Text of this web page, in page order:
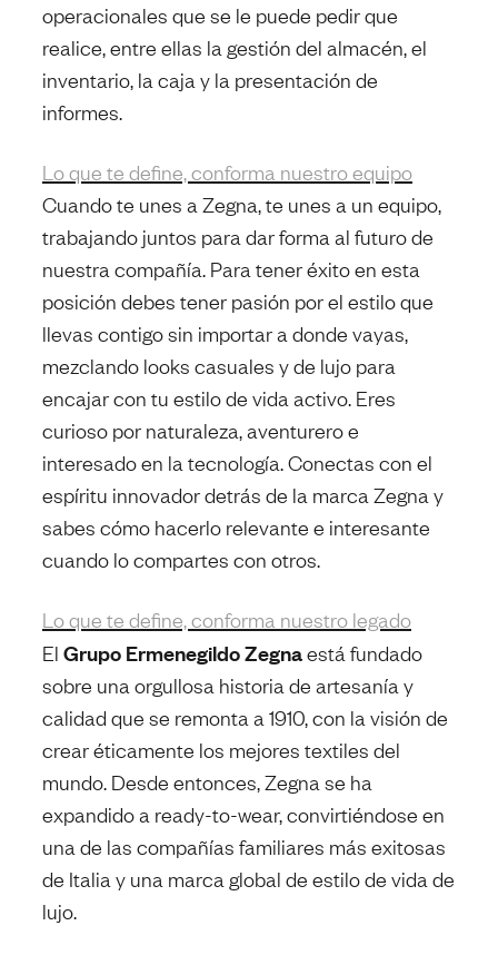
operacionales que se le puede pedir que
realice, entre ellas la gestión del almacén, el
inventario, la caja y la presentación de
informes.
Lo que te define, conforma nuestro equipo
Cuando te unes a Zegna, te unes a un equipo,
trabajando juntos para dar forma al futuro de
nuestra compañía. Para tener éxito en esta
posición debes tener pasión por el estilo que
llevas contigo sin importar a donde vayas,
mezclando looks casuales y de lujo para
encajar con tu estilo de vida activo. Eres
curioso por naturaleza, aventurero e
interesado en la tecnología. Conectas con el
espíritu innovador detrás de la marca Zegna y
sabes cómo hacerlo relevante e interesante
cuando lo compartes con otros.
Lo que te define, conforma nuestro legado
El Grupo Ermenegildo Zegnaestá fundado
sobre una orgullosa historia de artesanía y
calidad que se remonta a 1910, con la visión de
crear éticamente los mejores textiles del
mundo. Desde entonces, Zegna se ha
expandido a ready-to-wear, convirtiéndose en
una de las compañías familiares más exitosas
de Italia y una marca global de estilo de vida de
lujo.